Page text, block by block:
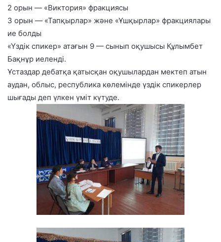
2 орын — «Виктория» фракциясы
3 орын — «Тапқырлар» және «Ұшқырлар» фракциялары
ие болды
«Үздік спикер» атағын 9 — сынып оқушысы Құлымбет
Бақнұр иеленді.
Ұстаздар дебатқа қатысқан оқушылардан мектеп атын
аудан, облыс, республика көлемінде үздік спикерлер
шығады деп үлкен үміт күтуде.